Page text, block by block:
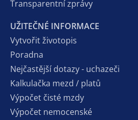
Transparentní zprávy
UŽITEČNÉ INFORMACE
Vytvořit životopis
Poradna
Nejčastější dotazy - uchazeči
Kalkulačka mezd / platů
Výpočet čisté mzdy
Výpočet nemocenské